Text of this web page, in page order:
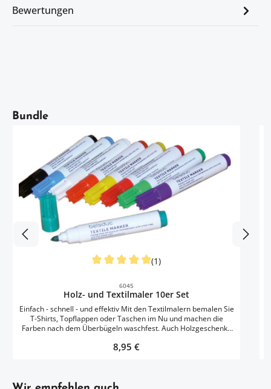
Bewertungen
Artikelgalerie überspringen
Bundle
(1)
6045
Holz- und Textilmaler 10er Set
Einfach - schnell - und effektiv Mit den Textilmalern bemalen Sie
T-Shirts, Topflappen oder Taschen im Nu und machen die
Farben nach dem Überbügeln waschfest. Auch Holzgeschenke
Stunden oder kurz mit einem warmen Bügeleisen überbügeln.
Regulärer Preis:
8,95 €
Artikelgalerie überspringen